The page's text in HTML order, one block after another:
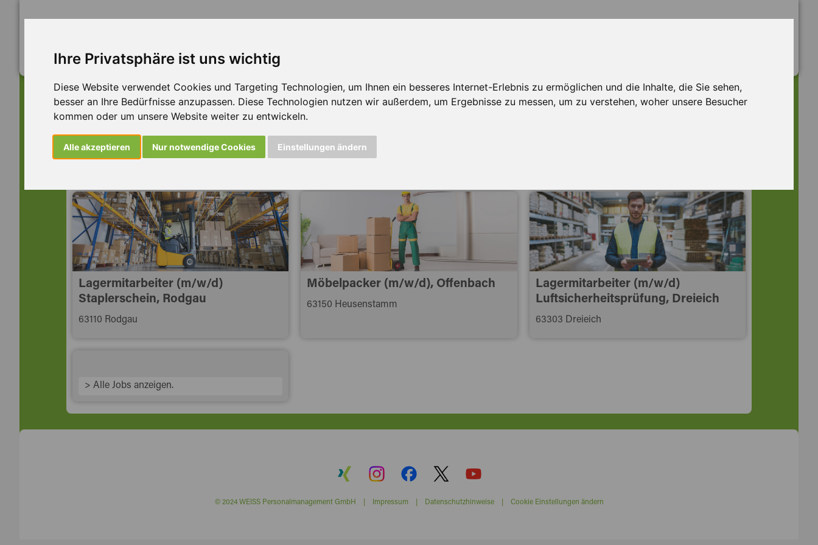
Ihre Privatsphäre ist uns wichtig
Diese Website verwendet Cookies und Targeting Technologien, um Ihnen ein besseres Internet-Erlebnis zu ermöglichen und die Inhalte, die Sie sehen,
besser an Ihre Bedürfnisse anzupassen. Diese Technologien nutzen wir außerdem, um Ergebnisse zu messen, um zu verstehen, woher unsere Besucher
kommen oder um unsere Website weiter zu entwickeln.
Alle akzeptieren Nur notwendige Cookies Einstellungen ändern
Dieser Job ist leider nicht mehr verfügbar ...
... aber vielleicht ist hier etwas dabei:
Lagermitarbeiter (m/w/d)
Staplerschein, Rodgau
63110 Rodgau
Möbelpacker (m/w/d), Offenbach
63150 Heusenstamm
Lagermitarbeiter (m/w/d)
Luftsicherheitsprüfung, Dreieich
63303 Dreieich
> Alle Jobs anzeigen.
© 2024 WEISS Personalmanagement GmbH | Impressum| Datenschutzhinweise| Cookie Einstellungen ändern